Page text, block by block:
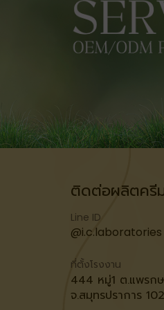
ติดต่อผลิตครี
Line ID
@i.c.laboratories
ที่ตั้งโรงงาน
444 หมู่1 ต.แพรก
จ.สมุทรปราการ